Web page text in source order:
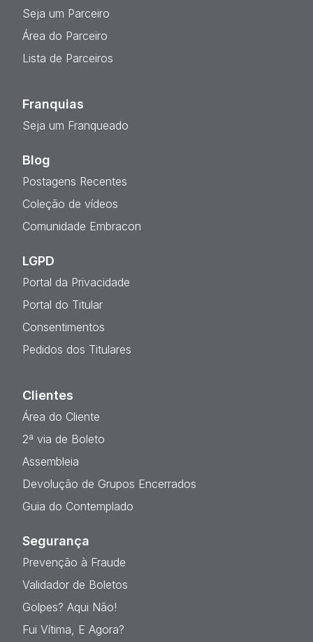
Seja um Parceiro
Área do Parceiro
Lista de Parceiros
Franquias
Seja um Franqueado
Blog
Postagens Recentes
Coleção de vídeos
Comunidade Embracon
LGPD
Portal da Privacidade
Portal do Titular
Consentimentos
Pedidos dos Titulares
Clientes
Área do Cliente
2ª via de Boleto
Assembleia
Devolução de Grupos Encerrados
Guia do Contemplado
Segurança
Prevenção à Fraude
Validador de Boletos
Golpes? Aqui Não!
Fui Vítima, E Agora?